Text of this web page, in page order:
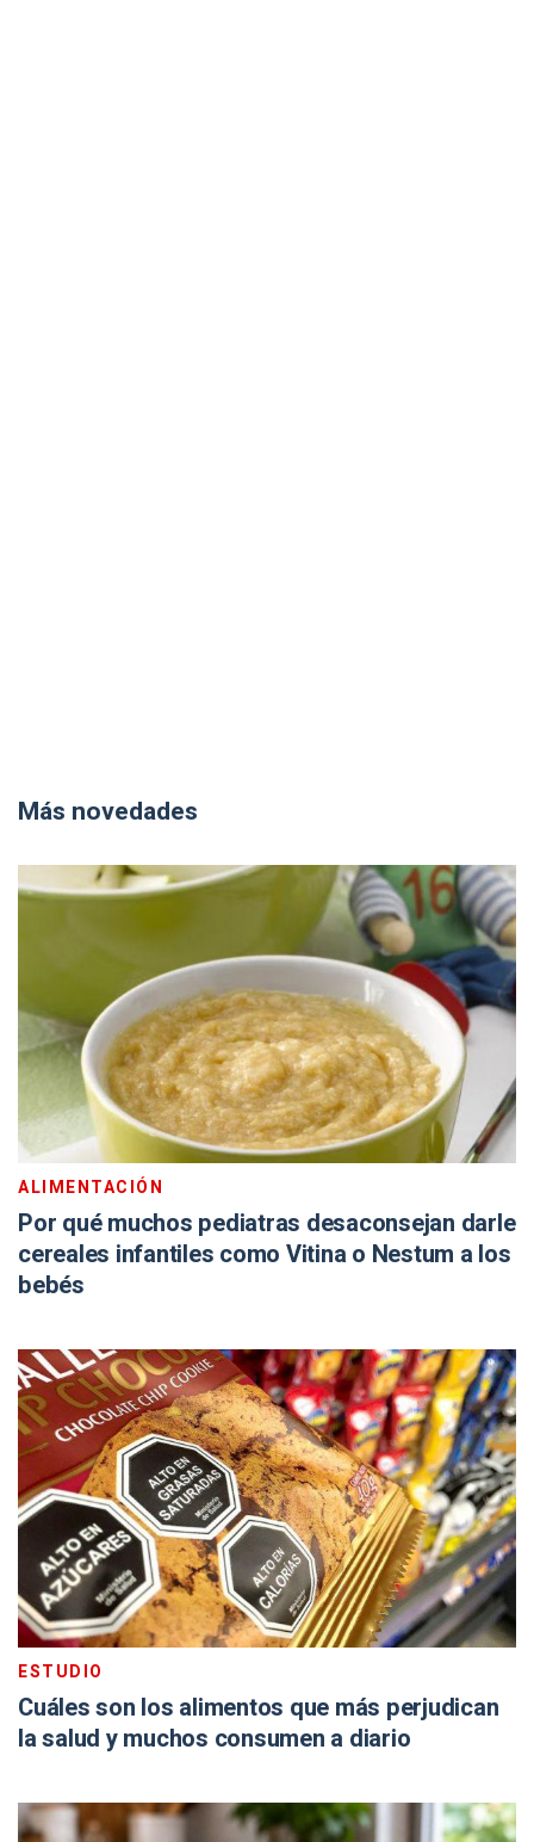
Más novedades
ALIMENTACIÓN
Por qué muchos pediatras desaconsejan darle
cereales infantiles como Vitina o Nestum a los
bebés
ESTUDIO
Cuáles son los alimentos que más perjudican
la salud y muchos consumen a diario